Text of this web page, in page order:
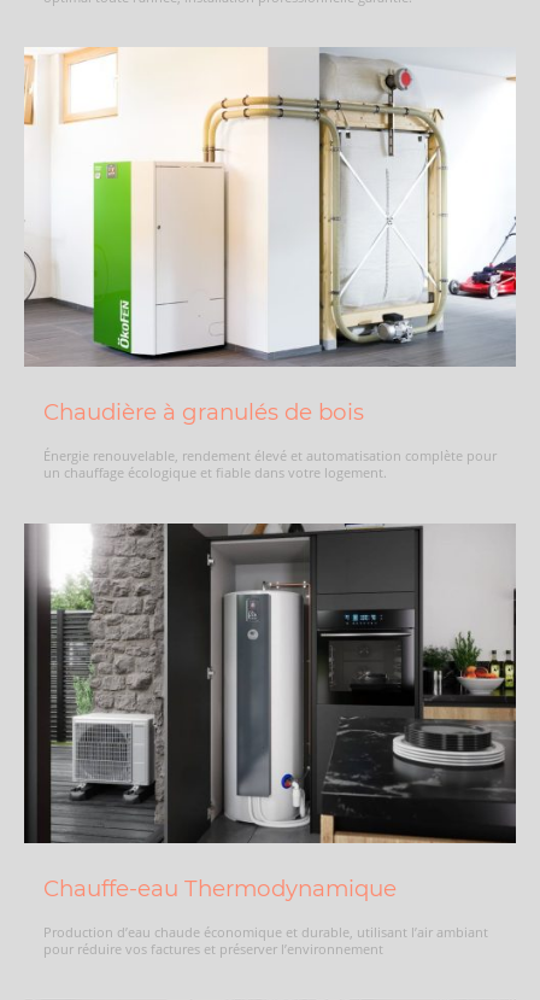
Chaudière à granulés de bois
Énergie renouvelable, rendement élevé et automatisation complète pour
un chauffage écologique et fiable dans votre logement.
Chauffe-eau Thermodynamique
Production d’eau chaude économique et durable, utilisant l’air ambiant
pour réduire vos factures et préserver l’environnement